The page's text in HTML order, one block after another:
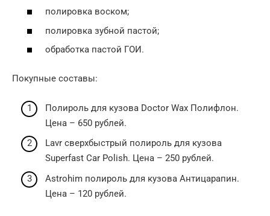
полировка воском;
полировка зубной пастой;
обработка пастой ГОИ.
Покупные составы:
Полироль для кузова Doctor Wax Полифлон.
Цена – 650 рублей.
Lavr сверхбыстрый полироль для кузова
Superfast Car Polish. Цена – 250 рублей.
Astrohim полироль для кузова Антицарапин.
Цена – 120 рублей.